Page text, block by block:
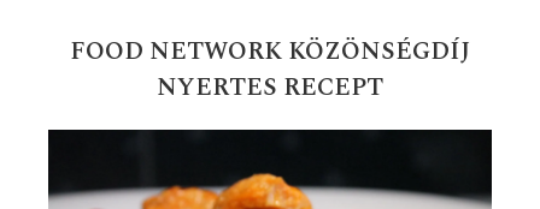
FOOD NETWORK KÖZÖNSÉGDÍJ
NYERTES RECEPT